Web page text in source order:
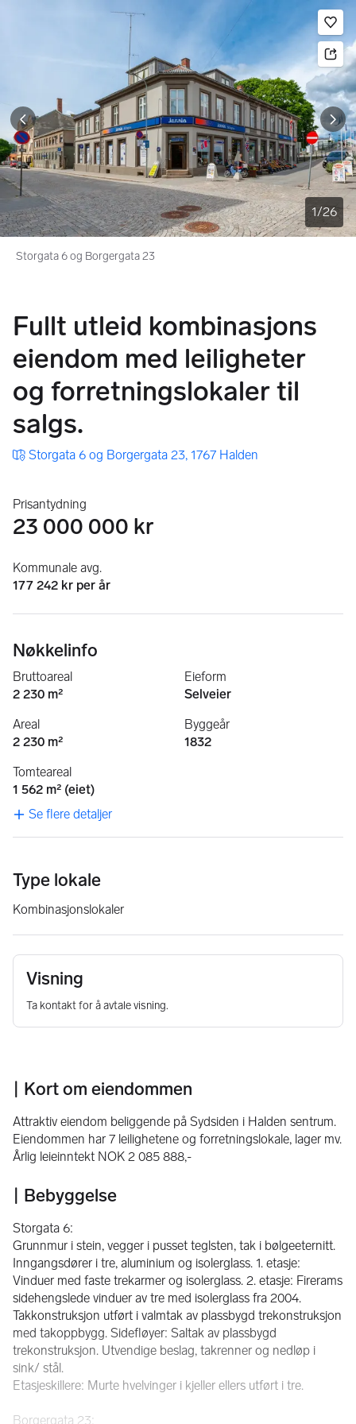
Bildegalleri
1/26
Storgata 6 og Borgergata 23
Fullt utleid kombinasjons
eiendom med leiligheter
og forretningslokaler til
salgs.
Storgata 6 og Borgergata 23, 1767 Halden
Prisantydning
23 000 000 kr
Kommunale avg.
177 242 kr per år
Nøkkelinfo
Bruttoareal
2 230 m²
Eieform
Selveier
Areal
2 230 m²
Byggeår
1832
Tomteareal
1 562 m² (eiet)
Se flere detaljer
Type lokale
Kombinasjonslokaler
Visning
Ta kontakt for å avtale visning.
| Kort om eiendommen
Attraktiv eiendom beliggende på Sydsiden i Halden sentrum.
Eiendommen har 7 leilighetene og forretningslokale, lager mv.
Årlig leieinntekt NOK 2 085 888,-
| Bebyggelse
Storgata 6:
Grunnmur i stein, vegger i pusset teglsten, tak i bølgeeternitt.
Inngangsdører i tre, aluminium og isolerglass. 1. etasje:
Vinduer med faste trekarmer og isolerglass. 2. etasje: Firerams
sidehengslede vinduer av tre med isolerglass fra 2004.
Takkonstruksjon utført i valmtak av plassbygd trekonstruksjon
med takoppbygg. Sidefløyer: Saltak av plassbygd
trekonstruksjon. Utvendige beslag, takrenner og nedløp i
sink/ stål.
Etasjeskillere: Murte hvelvinger i kjeller ellers utført i tre.
Borgergata 23: